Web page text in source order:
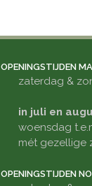
OPENINGSTIJDEN
zaterdag &
in juli en
woensdag
mét gezellige
OPENINGSTIJDEN